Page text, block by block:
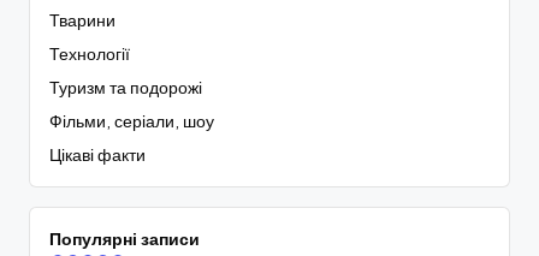
Тварини
Технології
Туризм та подорожі
Фільми, серіали, шоу
Цікаві факти
Популярні записи